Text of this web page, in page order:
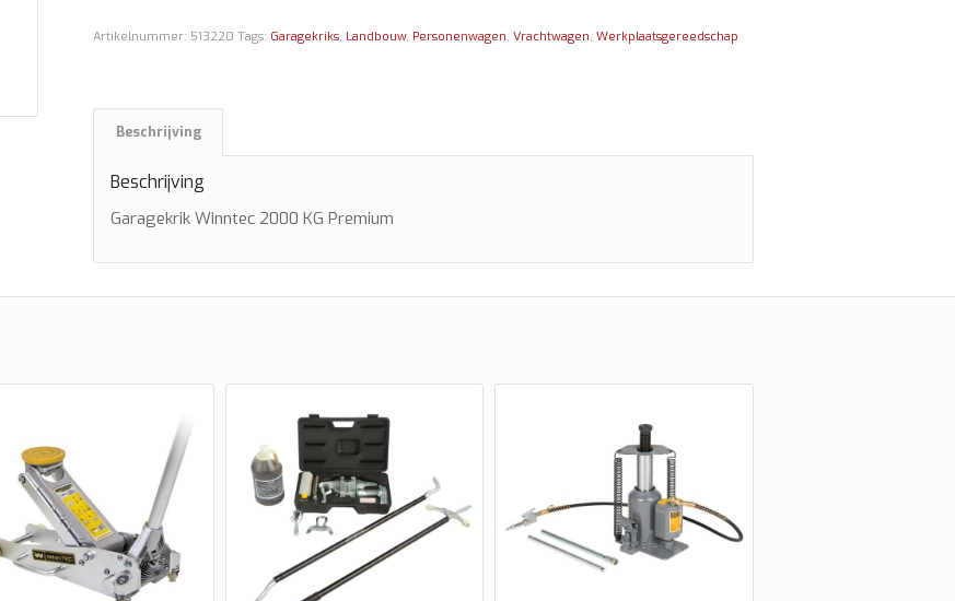
Artikelnummer: 513220 Tags: Garagekriks, Landbouw, Personenwagen,Vrachtwagen,Werkplaatsgereedschap
Beschrijving
Beschrijving
Garagekrik Winntec 2000 KG Premium